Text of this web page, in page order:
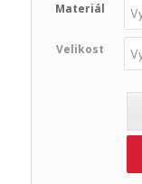
Materiál
Velikost